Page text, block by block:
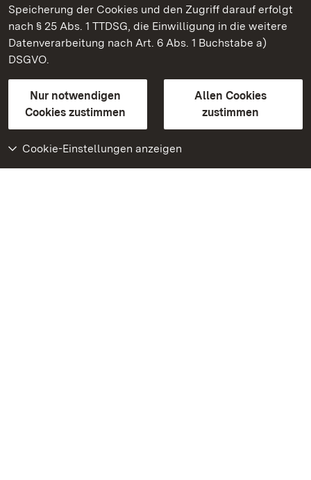
Speicherung der Cookies und den Zugriff darauf erfolgt
nach § 25 Abs. 1 TTDSG, die Einwilligung in die weitere
Datenverarbeitung nach Art. 6 Abs. 1 Buchstabe a)
DSGVO.
Nur notwendigen
Cookies zustimmen
Allen Cookies
zustimmen
Cookie-Einstellungen anzeigen
Staatliche Schlösser und Gärten Baden-Württemberg
Kontakt
GebärdenspracheLeichte Sprache
Erklärung zur Barrierefreiheit
BITV-konform (geprüfte Seiten)
Weiteres